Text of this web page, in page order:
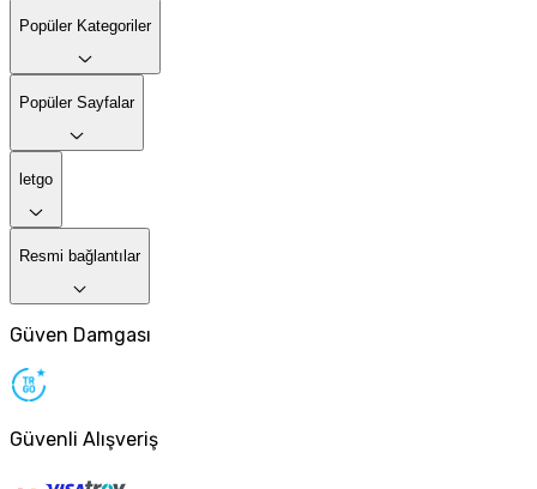
Popüler Kategoriler
Popüler Sayfalar
letgo
Resmi bağlantılar
Güven Damgası
Güvenli Alışveriş